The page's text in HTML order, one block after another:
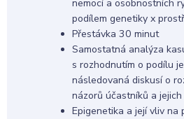
nemocí a osobnostních
podílem genetiky x
Přestávka 30 minut
Samostatná analýza
s rozhodnutím o podílu
následovaná diskusí o
názorů účastníků a
Epigenetika a její vliv na